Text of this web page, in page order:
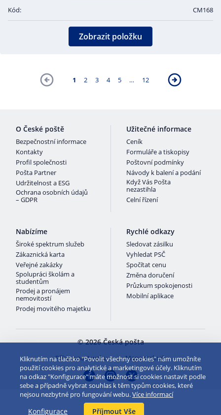
Kód: CM168
Zobrazit položku
1 2 3 4 5 … 12
O České poště
Bezpečnostní informace
Kontakty
Profil společnosti
Pošta Partner
Udržitelnost a ESG
Ochrana osobních údajů
– GDPR
Užitečné informace
Ceník
Formuláře a tiskopisy
Poštovní podmínky
Návody k balení a podání
Když Vás Pošta
nezastihla
Celní řízení
Nabízíme
Široké spektrum služeb
Zákaznická karta
Veřejné zakázky
Spolupráci školám a
studentům
Prodej a pronájem
nemovitostí
Prodej movitého majetku
Rychlé odkazy
Sledovat zásilku
Vyhledat PSČ
Spočítat cenu
Změna doručení
Průzkum spokojenosti
Mobilní aplikace
© 2026 Česká pošta
Přístupnost webu Mapa stránek
Kliknutím na tlačítko "Povolit všechny cookies" nám umožníte
použití cookies pro analytické a marketingové účely. Kliknutím
na odkaz "Konfigurace" máte možnost si cookies nastavit podle
sebe a případně vybrat souhlas k těm typům cookies, které
nejsou nezbytné pro fungování webu.Více informací
Konfigurace Příjmout Vše